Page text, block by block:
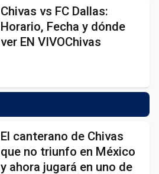
Chivas vs FC Dallas:
Horario, Fecha y dónde
ver EN VIVOChivas
El canterano de Chivas
que no triunfo en México
y ahora jugará en uno de